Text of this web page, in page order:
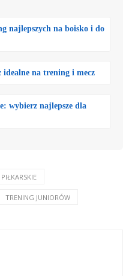
najlepszych na boisko i do
na trening i mecz
wybierz najlepsze dla
PIŁKARSKIE
TRENING JUNIORÓW